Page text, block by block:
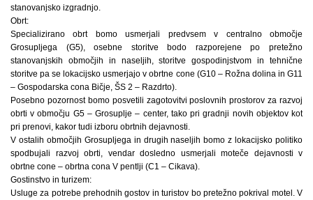
stanovanjsko izgradnjo.
Obrt:
Specializirano obrt bomo usmerjali predvsem v centralno območje
Grosupljega (G5), osebne storitve bodo razporejene po pretežno
stanovanjskih območjih in naseljih, storitve gospodinjstvom in tehnične
storitve pa se lokacijsko usmerjajo v obrtne cone (G10 – Rožna dolina in G11
– Gospodarska cona Bičje, ŠS 2 – Razdrto).
Posebno pozornost bomo posvetili zagotovitvi poslovnih prostorov za razvoj
obrti v območju G5 – Grosuplje – center, tako pri gradnji novih objektov kot
pri prenovi, kakor tudi izboru obrtnih dejavnosti.
V ostalih območjih Grosupljega in drugih naseljih bomo z lokacijsko politiko
spodbujali razvoj obrti, vendar dosledno usmerjali moteče dejavnosti v
obrtne cone – obrtna cona V pentlji (C1 – Cikava).
Gostinstvo in turizem:
Usluge za potrebe prehodnih gostov in turistov bo pretežno pokrival motel. V